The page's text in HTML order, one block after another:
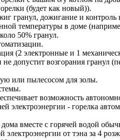
(будет как новый)).
гранул, дожигание и контроль
температуры в доме
50% гранул.
(2 электронные и 1
допустит возгорания гранул
или пылесосом для золы.
возможность
электроэнергии - горелка
вместе с горячей водой
электроэнергии от тэна за 4